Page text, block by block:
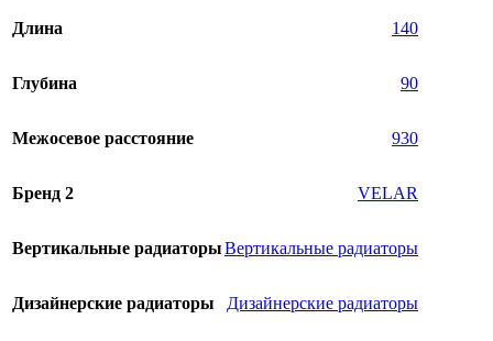
Длина 140
Глубина 90
Межосевое расстояние 930
Бренд 2 VELAR
Вертикальные радиаторыВертикальные радиаторы
Дизайнерские радиаторы Дизайнерские радиаторы